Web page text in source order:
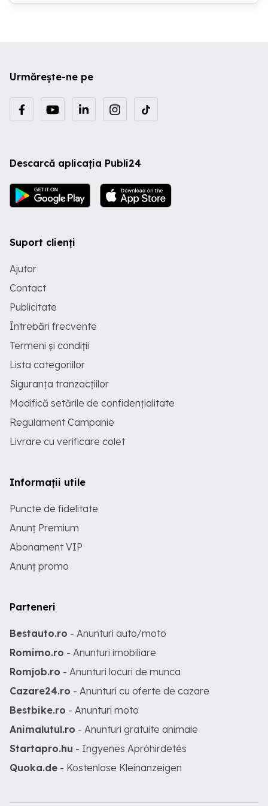
1200, Tactil, 280 niti Baterie - 3 celule, 57
Urmărește-ne pe
Descarcă aplicația Publi24
Suport clienți
Ajutor
Contact
Publicitate
Întrebări frecvente
Termeni și condiții
Lista categoriilor
Siguranța tranzacțiilor
Modifică setările de confidențialitate
Regulament Campanie
Livrare cu verificare colet
Informații utile
Puncte de fidelitate
Anunț Premium
Abonament VIP
Anunț promo
Parteneri
Bestauto.ro - Anunturi auto/moto
Romimo.ro - Anunturi imobiliare
Romjob.ro - Anunturi locuri de munca
Cazare24.ro - Anunturi cu oferte de cazare
Bestbike.ro - Anunturi moto
Animalutul.ro - Anunturi gratuite animale
Startapro.hu - Ingyenes Apróhirdetés
Quoka.de - Kostenlose Kleinanzeigen